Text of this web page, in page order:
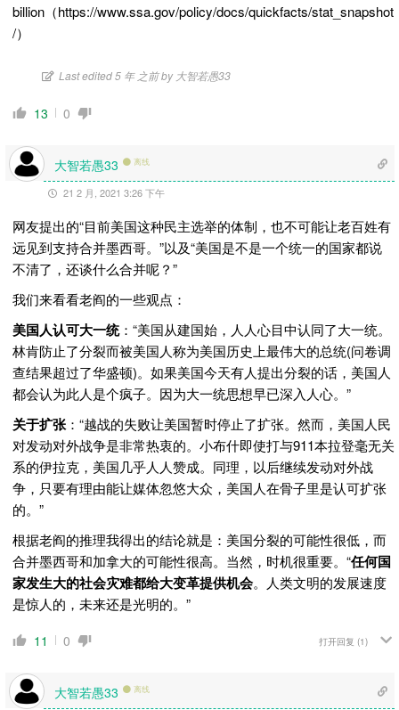
billion（https://www.ssa.gov/policy/docs/quickfacts/stat_snapshot
/）
Last edited 5 年 之前 by 大智若愚33
13 0
大智若愚33 离线
21 2 月, 2021 3:26 下午
网友提出的“目前美国这种民主选举的体制，也不可能让老百姓有
远见到支持合并墨西哥。”以及“美国是不是一个统一的国家都说
不清了，还谈什么合并呢？”
我们来看看老阎的一些观点：
美国人认可大一统：“美国从建国始，人人心目中认同了大一统。
林肯防止了分裂而被美国人称为美国历史上最伟大的总统(问卷调
查结果超过了华盛顿)。如果美国今天有人提出分裂的话，美国人
都会认为此人是个疯子。因为大一统思想早已深入人心。”
关于扩张 ：“越战的失败让美国暂时停止了扩张。然而，美国人民
对发动对外战争是非常热衷的。小布什即使打与911本拉登毫无关
系的伊拉克，美国几乎人人赞成。同理，以后继续发动对外战
争，只要有理由能让媒体忽悠大众，美国人在骨子里是认可扩张
的。”
根据老阎的推理我得出的结论就是：美国分裂的可能性很低，而
合并墨西哥和加拿大的可能性很高。当然，时机很重要。“任何国
家发生大的社会灾难都给大变革提供机会。人类文明的发展速度
是惊人的，未来还是光明的。”
11 0 打开回复 (1)
大智若愚33 离线